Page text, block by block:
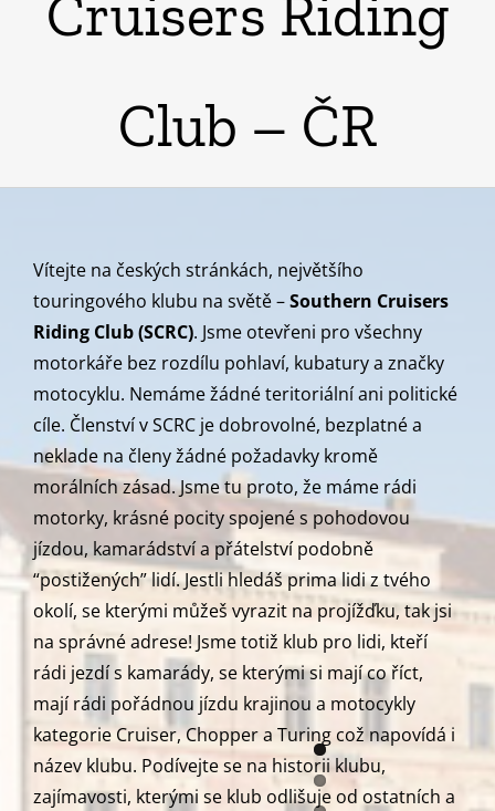
Cruisers Riding
Club – ČR
Vítejte na českých stránkách, největšího
touringového klubu na světě –Southern Cruisers
Riding Club (SCRC). Jsme otevřeni pro všechny
motorkáře bez rozdílu pohlaví, kubatury a značky
motocyklu. Nemáme žádné teritoriální ani politické
cíle. Členství v SCRC je dobrovolné, bezplatné a
neklade na členy žádné požadavky kromě
morálních zásad. Jsme tu proto, že máme rádi
motorky, krásné pocity spojené s pohodovou
jízdou, kamarádství a přátelství podobně
“postižených” lidí. Jestli hledáš prima lidi z tvého
okolí, se kterými můžeš vyrazit na projížďku, tak jsi
na správné adrese! Jsme totiž klub pro lidi, kteří
rádi jezdí s kamarády, se kterými si mají co říct,
mají rádi pořádnou jízdu krajinou a motocykly
kategorie Cruiser, Chopper a Turing což napovídá i
název klubu. Podívejte se na historii klubu,
zajímavosti, kterými se klub odlišuje od ostatních a